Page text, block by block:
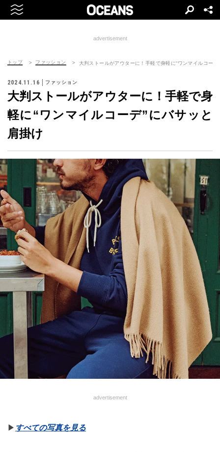
advertisement
トップ ファッション 大判ストールがアウターに！手軽で身軽に“ワンマイルコーデ
2024.11.16 ファッション
大判ストールがアウターに！手軽で身
軽に“ワンマイルコーデ”にバサッと
肩掛け
advertisement
▶︎ すべての写真を見る